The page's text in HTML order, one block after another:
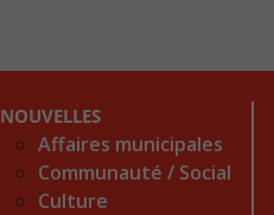
NOUVELLES
Affaires municipales
Communauté / Social
Culture